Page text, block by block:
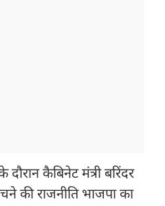
दौरान कैबिनेट मंत्री बरिंदर
की राजनीति भाजपा का